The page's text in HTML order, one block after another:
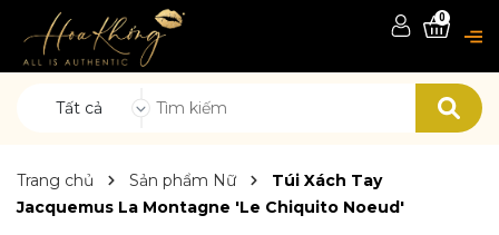
Tất cả
0
Trang chủ Sản phẩm Nữ
Túi Xách Tay
Jacquemus La Montagne 'Le Chiquito Noeud'